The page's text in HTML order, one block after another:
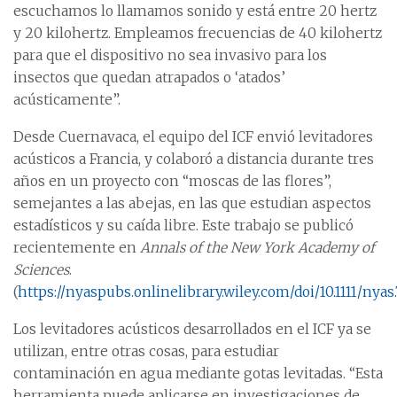
escuchamos lo llamamos sonido y está entre 20 hertz
y 20 kilohertz. Empleamos frecuencias de 40 kilohertz
para que el dispositivo no sea invasivo para los
insectos que quedan atrapados o ‘atados’
acústicamente”.
Desde Cuernavaca, el equipo del ICF envió levitadores
acústicos a Francia, y colaboró a distancia durante tres
años en un proyecto con “moscas de las flores”,
semejantes a las abejas, en las que estudian aspectos
estadísticos y su caída libre. Este trabajo se publicó
recientemente en Annals of the New York Academy of
Sciences.
(https://nyaspubs.onlinelibrary.wiley.com/doi/10.1111/
Los levitadores acústicos desarrollados en el ICF ya se
utilizan, entre otras cosas, para estudiar
contaminación en agua mediante gotas levitadas. “Esta